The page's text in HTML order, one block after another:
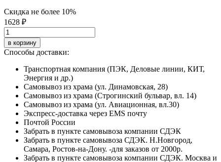
Скидка не более 10%
1628 ₽
в корзину
Способы доставки:
Транспортная компания (ПЭК, Деловые линии, КИТ,
Энергия и др.)
Самовывоз из храма (ул. Динамовская, 28)
Самовывоз из храма (Строгинский бульвар, вл. 14)
Самовывоз из храма (ул. Авиационная, вл.30)
Экспресс-доставка через EMS почту
Почтой России
Забрать в пункте самовывоза компании СДЭК
Забрать в пункте самовывоза СДЭК. Н.Новгород,
Самара, Ростов-на-Дону. -для заказов от 2000р.
Забрать в пункте самовывоза компании СДЭК. Москва и